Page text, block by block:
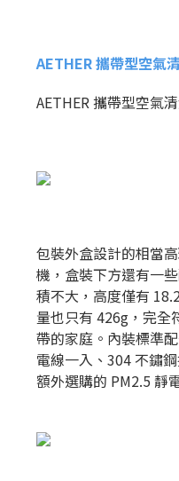
AETHER 攜帶型空氣
AETHER 攜帶型空氣
包裝外盒設計的相當
機，盒裝下方還有一
積不大，高度僅有
量也只有 426g，完全
帶的家庭。內裝標準
電線一入、304 不鏽
額外選購的 PM2.5 靜